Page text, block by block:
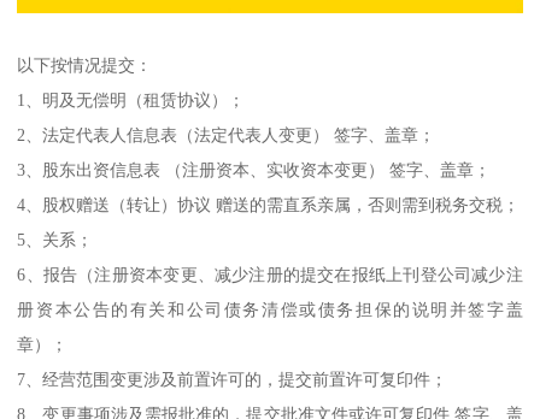
以下按情况提交：
1、明及无偿明（租赁协议）；
2、法定代表人信息表（法定代表人变更） 签字、盖章；
3、股东出资信息表 （注册资本、实收资本变更） 签字、盖章；
4、股权赠送（转让）协议 赠送的需直系亲属，否则需到税务交税；
5、关系；
6、报告（注册资本变更、减少注册的提交在报纸上刊登公司减少注
册资本公告的有关和公司债务清偿或债务担保的说明并签字盖
章）；
7、经营范围变更涉及前置许可的，提交前置许可复印件；
8、变更事项涉及需报批准的，提交批准文件或许可复印件 签字、盖